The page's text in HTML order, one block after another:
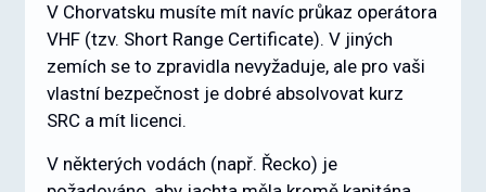
V Chorvatsku musíte mít navíc průkaz operátora
VHF (tzv. Short Range Certificate). V jiných
zemích se to zpravidla nevyžaduje, ale pro vaši
vlastní bezpečnost je dobré absolvovat kurz
SRC a mít licenci.
V některých vodách (např. Řecko) je